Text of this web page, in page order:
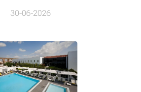
30-06-2026